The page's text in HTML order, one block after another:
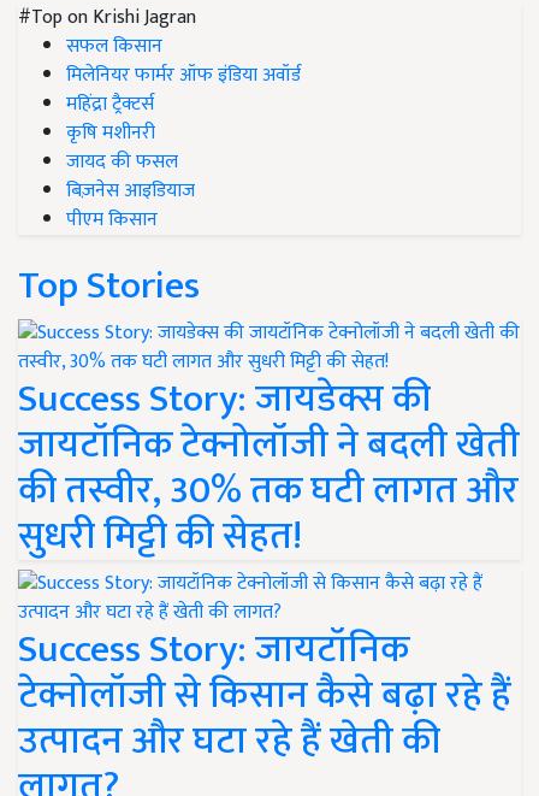
#Top on Krishi Jagran
सफल किसान
मिलेनियर फार्मर ऑफ इंडिया अवॉर्ड
महिंद्रा ट्रैक्टर्स
कृषि मशीनरी
जायद की फसल
बिज़नेस आइडियाज
पीएम किसान
Top Stories
Success Story: जायडेक्स की
जायटॉनिक टेक्नोलॉजी ने बदली खेती
की तस्वीर, 30% तक घटी लागत और
सुधरी मिट्टी की सेहत!
Success Story: जायटॉनिक
टेक्नोलॉजी से किसान कैसे बढ़ा रहे हैं
उत्पादन और घटा रहे हैं खेती की